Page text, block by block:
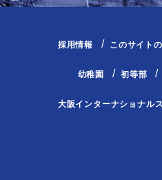
採用情報 このサイト
幼稚園 初等部
大阪インターナショナル